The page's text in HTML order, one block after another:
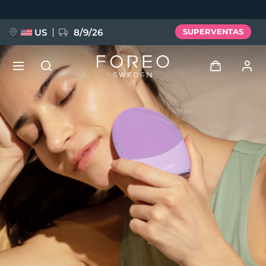
US 8/9/26 SUPERVENTAS
Perfil de usuario
Mis dispositivos
Mis pedidos
Mis direcciones
Mis suscripciones
NUEVO
FAQ™ Pure Beauty-Tech Elixir
BREAKING NEWS
issa™ Teeth Whitening Set
Idioma
English Deutsch
Español
Français
Italiano
Português
Svenska
Русский
Türkçe
简体中文 繁體中文